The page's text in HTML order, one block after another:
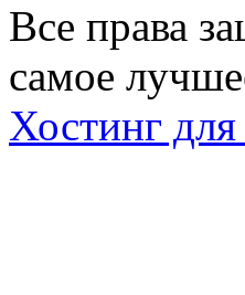
Все права
самое
Хостинг для